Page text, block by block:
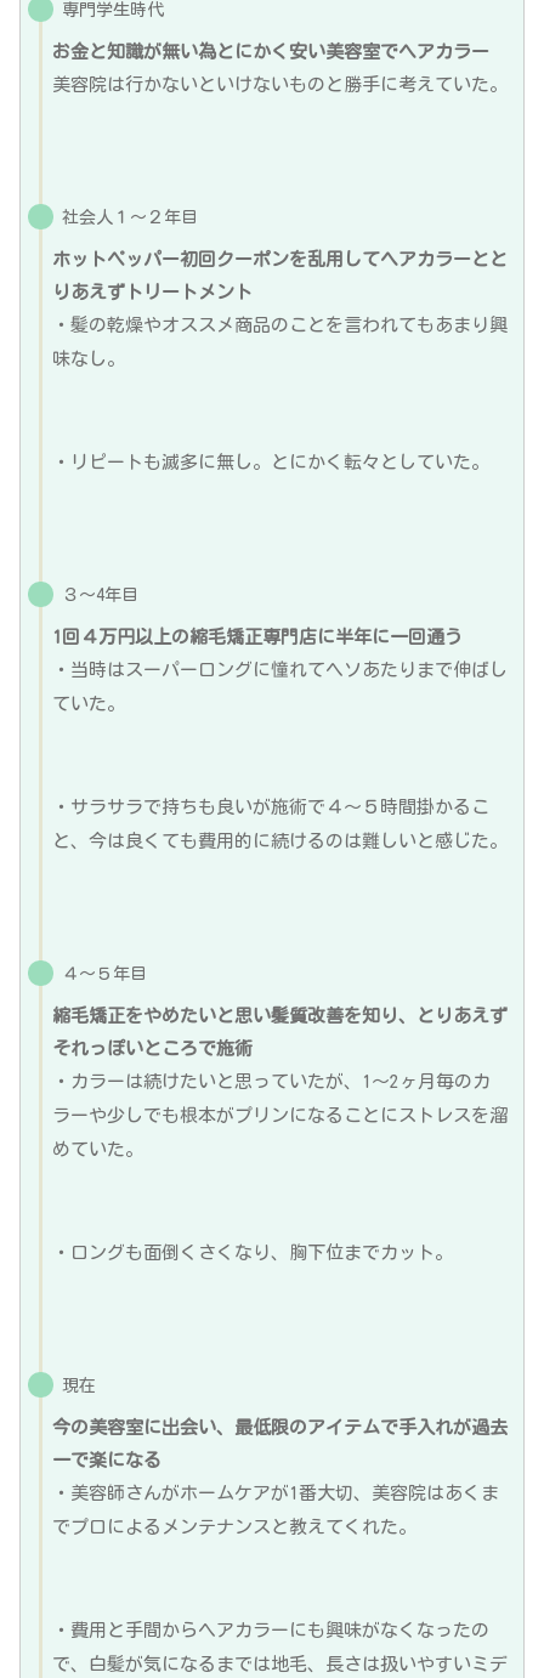
専門学生時代
お金と知識が無い為とにかく安い美容室でヘアカラー
美容院は行かないといけないものと勝手に考えていた。
社会人１〜２年目
ホットペッパー初回クーポンを乱用してヘアカラーとと
りあえずトリートメント
・髪の乾燥やオススメ商品のことを言われてもあまり興
味なし。
・リピートも滅多に無し。とにかく転々としていた。
３〜4年目
1回４万円以上の縮毛矯正専門店に半年に一回通う
・当時はスーパーロングに憧れてヘソあたりまで伸ばし
ていた。
・サラサラで持ちも良いが施術で４〜５時間掛かるこ
と、今は良くても費用的に続けるのは難しいと感じた。
４〜５年目
縮毛矯正をやめたいと思い髪質改善を知り、とりあえず
それっぽいところで施術
・カラーは続けたいと思っていたが、1〜2ヶ月毎のカ
ラーや少しでも根本がプリンになることにストレスを溜
めていた。
・ロングも面倒くさくなり、胸下位までカット。
現在
今の美容室に出会い、最低限のアイテムで手入れが過去
一で楽になる
・美容師さんがホームケアが1番大切、美容院はあくま
でプロによるメンテナンスと教えてくれた。
・費用と手間からヘアカラーにも興味がなくなったの
で、白髪が気になるまでは地毛、長さは扱いやすいミデ